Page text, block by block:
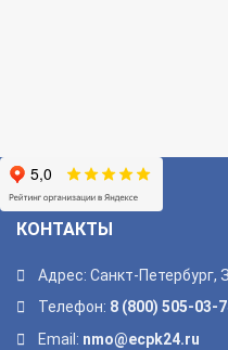
КОНТАКТЫ
Адрес: Санкт-Петербург,
Телефон: 8 (800) 505-03-
Email: nmo@ecpk24.ru